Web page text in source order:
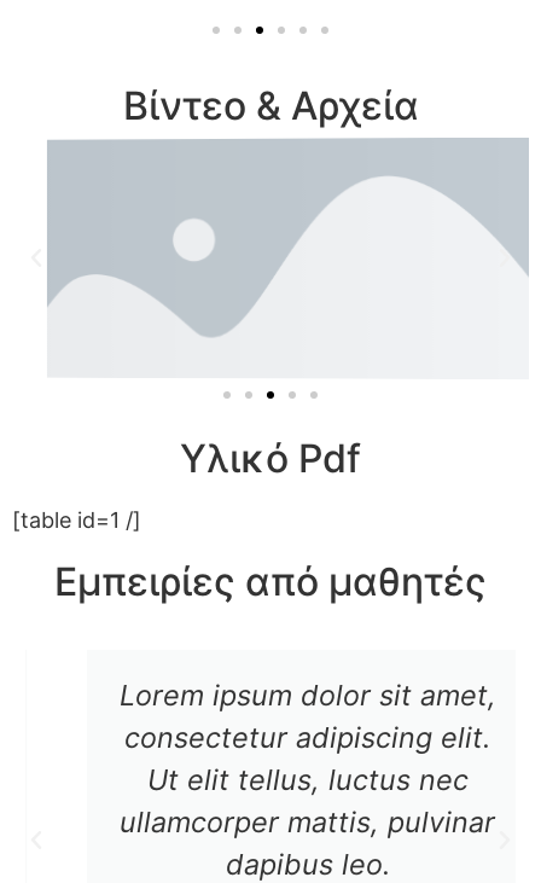
Βίντεο & Αρχεία
Υλικό Pdf
[table id=1 /]
Εμπειρίες από μαθητές
Lorem ipsum dolor sit amet,
consectetur adipiscing elit.
Ut elit tellus, luctus nec
ullamcorper mattis, pulvinar
dapibus leo.